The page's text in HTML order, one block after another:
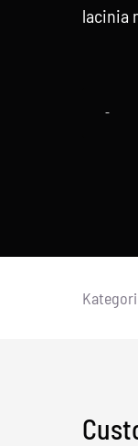
lacinia